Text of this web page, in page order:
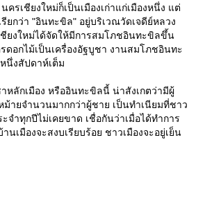
ครเชียงใหม่ก็เป็นเมืองเก่าแก่เมืองหนึ่ง แต่
ยกว่า "อินทะขิล" อยู่บริเวณวัดเจดีย์หลวง
ชียงใหม่ได้จัดให้มีการสมโภชอินทะขิลขึ้น
อกไม้เป็นเครื่องอัฐบูชา งานสมโภชอินทะ
นึ่งสัปดาห์เต็ม
หลักเมือง หรืออินทะขิลนี้ น่าสังเกตว่ามีผู้
ายจำนวนมากกว่าผู้ชาย เป็นทำเนียมที่ชาว
จำทุกปีไม่เคยขาด เชื่อกันว่าเมื่อได้ทำการ
เมืองจะสงบเรียบร้อย ชาวเมืองจะอยู่เย็น